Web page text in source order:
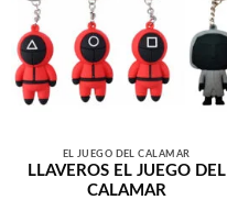
EL JUEGO DEL CALAMAR
LLAVEROS EL JUEGO DEL
CALAMAR